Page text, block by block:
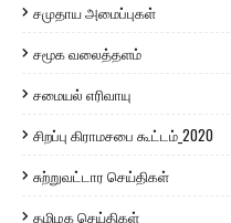
சமுதாய அமைப்புகள்
சமூக வலைத்தளம்
சமையல் எரிவாயு
சிறப்பு கிராமசபை கூட்டம்_2020
சுற்றுவட்டார செய்திகள்
தமிழக செய்திகள்